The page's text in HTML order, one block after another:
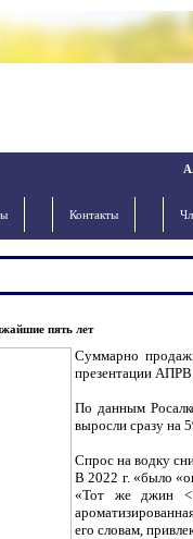
Контакты
пять лет
Суммарно
презентации
По данным
выросли сразу на
Спрос на водку
В 2022 г. «было
«Тот же джин
его словам,